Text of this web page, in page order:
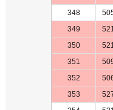
348
349
350
351
352
353